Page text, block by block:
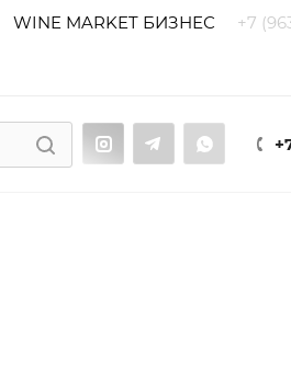
WINE MARKET БИЗНЕС +7